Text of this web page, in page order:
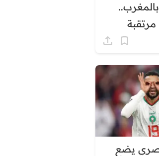
وحرارة تصل إلى 45 درجة
يضع